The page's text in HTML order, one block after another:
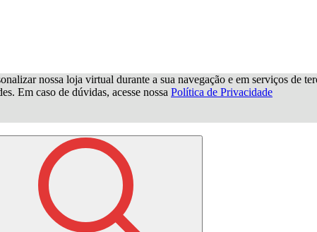
nossa loja virtual durante a sua navegação e em serviços
Em caso de dúvidas, acesse nossa Política de Privacidade